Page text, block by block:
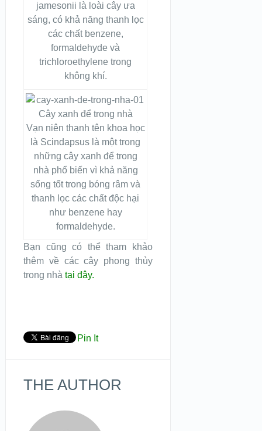
jamesonii là loài cây ưa
sáng, có khả năng thanh lọc
các chất benzene,
formaldehyde và
trichloroethylene trong
không khí.
Vạn niên thanh tên khoa học
là Scindapsus là một trong
những cây xanh để trong
nhà phổ biến vì khả năng
sống tốt trong bóng râm và
thanh lọc các chất độc hại
như benzene hay
formaldehyde.
Bạn cũng có thể tham khảo
thêm về các cây phong thủy
trong nhà tại đây.
Pin It
THE AUTHOR